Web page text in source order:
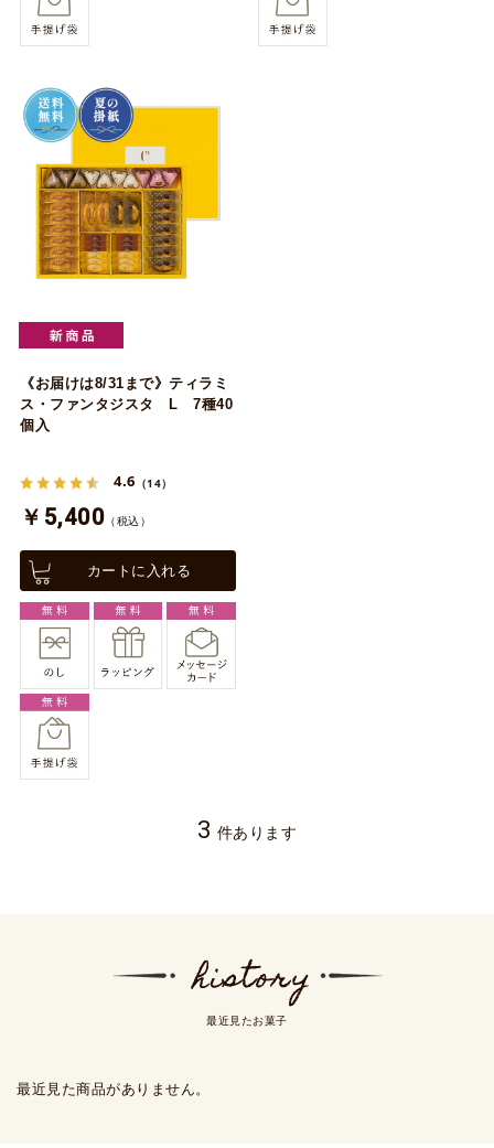
《お届けは8/31まで》ティラミ
ス・ファンタジスタ L 7種40
個入
4.6 （14）
￥5,400 （税込）
カートに入れる
3 件あります
最近見たお菓子
最近見た商品がありません。